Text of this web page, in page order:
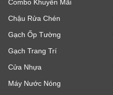
Combo Khuyến Mãi
Chậu Rửa Chén
Gạch Ốp Tường
Gạch Trang Trí
Cửa Nhựa
Máy Nước Nóng